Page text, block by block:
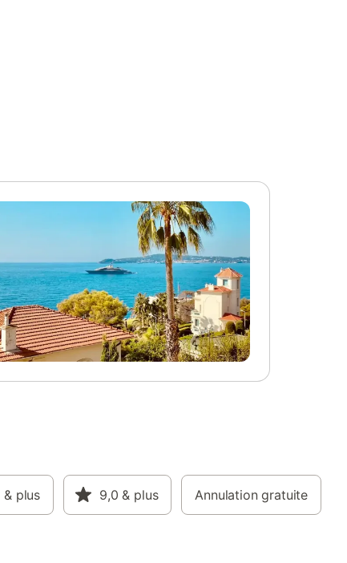
& plus 9,0 & plus Annulation gratuite